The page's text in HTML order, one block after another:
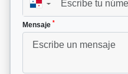
▼
Mensaje *